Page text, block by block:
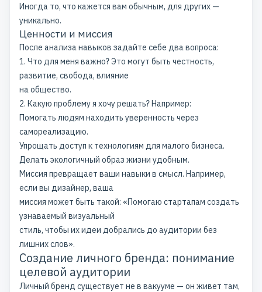
Иногда то, что кажется вам обычным, для других —
уникально.
Ценности и миссия
После анализа навыков задайте себе два вопроса:
1. Что для меня важно? Это могут быть честность,
развитие, свобода, влияние
на общество.
2. Какую проблему я хочу решать? Например:
Помогать людям находить уверенность через
самореализацию.
Упрощать доступ к технологиям для малого бизнеса.
Делать экологичный образ жизни удобным.
Миссия превращает ваши навыки в смысл. Например,
если вы дизайнер, ваша
миссия может быть такой: «Помогаю стартапам создать
узнаваемый визуальный
стиль, чтобы их идеи добрались до аудитории без
лишних слов».
Создание личного бренда: понимание
целевой аудитории
Личный бренд существует не в вакууме — он живет там,